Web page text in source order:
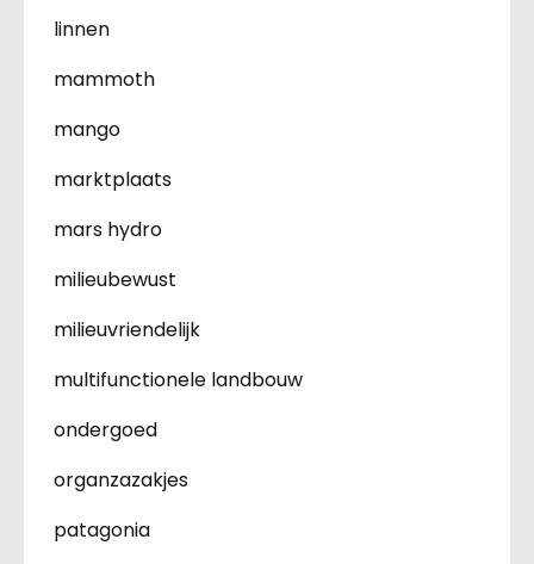
linnen
mammoth
mango
marktplaats
mars hydro
milieubewust
milieuvriendelijk
multifunctionele landbouw
ondergoed
organzazakjes
patagonia